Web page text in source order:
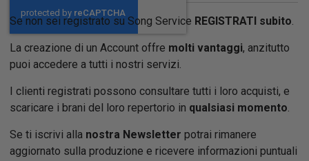
Se non sei registrato su Song Service REGISTRATI subito.
La creazione di un Account offre molti vantaggi, anzitutto
puoi accedere a tutti i nostri servizi.
I clienti registrati possono consultare tutti i loro acquisti, e
scaricare i brani del loro repertorio in qualsiasi momento.
Se ti iscrivi alla nostra Newsletter potrai rimanere
aggiornato sulla produzione e ricevere informazioni puntuali